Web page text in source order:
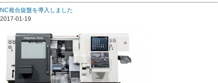
NC複合旋盤を導入しました
2017-01-19